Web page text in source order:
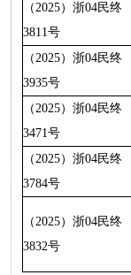
（2025）浙04民终
3811号
（2025）浙04民终
3935号
（2025）浙04民终
3471号
（2025）浙04民终
3784号
（2025）浙04民终
3832号